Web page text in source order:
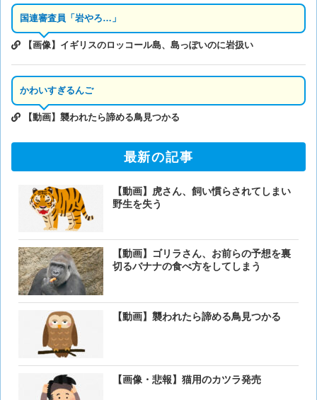
国連審査員「岩やろ…」
【画像】イギリスのロッコール島、島っぽいのに岩扱い
かわいすぎるんご
【動画】襲われたら諦める鳥見つかる
最新の記事
【動画】虎さん、飼い慣らされてしまい
野生を失う
【動画】ゴリラさん、お前らの予想を裏
切るバナナの食べ方をしてしまう
【動画】襲われたら諦める鳥見つかる
【画像・悲報】猫用のカツラ発売